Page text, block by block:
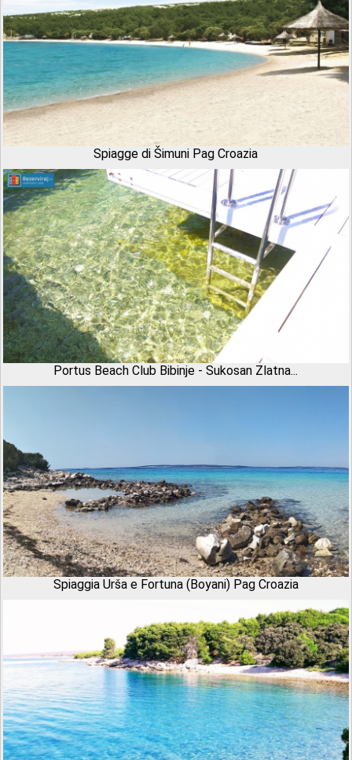
Spiagge di Šimuni Pag Croazia
Portus Beach Club Bibinje - Sukosan Zlatna...
Spiaggia Urša e Fortuna (Boyani) Pag Croazia